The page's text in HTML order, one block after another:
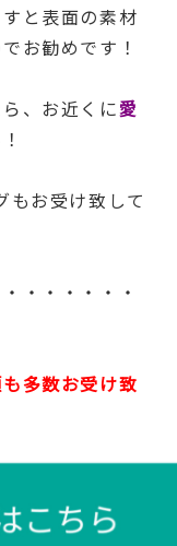
と表面の素材
お勧めです！
、お近くに愛
もお受け致して
・・・・・・
多数お受け致